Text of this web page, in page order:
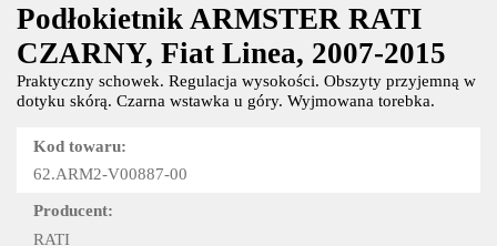
Podłokietnik ARMSTER RATI
CZARNY, Fiat Linea, 2007-2015
Praktyczny schowek. Regulacja wysokości. Obszyty przyjemną w
dotyku skórą. Czarna wstawka u góry. Wyjmowana torebka.
Kod towaru:
62.ARM2-V00887-00
Producent:
RATI